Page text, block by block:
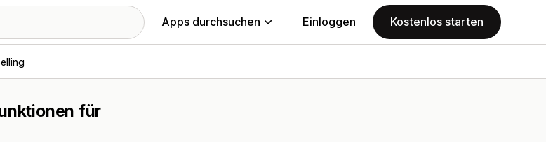
Apps durchsuchen Einloggen Kostenlos starten
für